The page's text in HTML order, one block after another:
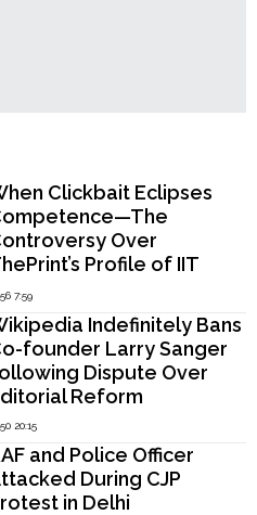
Clickbait Eclipses
Over
Profile of IIT
Director V.
Kamakoti
7:59
Indefinitely Bans
founder Larry Sanger
Dispute Over
Reform
20:15
and Police Officer
During CJP
in Delhi